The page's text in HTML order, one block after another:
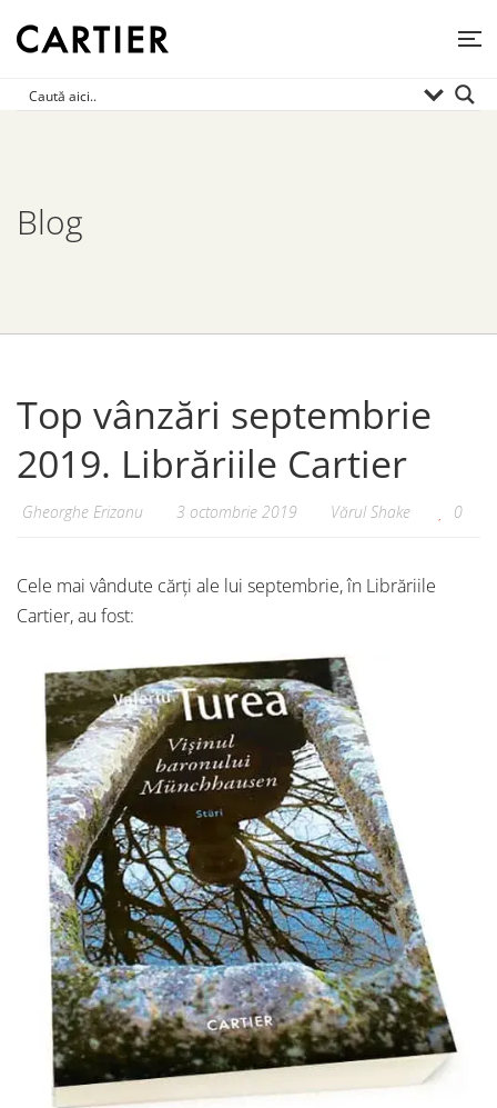
Blog
Top vânzări septembrie
2019. Librăriile Cartier
Gheorghe Erizanu 3 octombrie 2019 Vărul Shake 0
Cele mai vândute cărți ale lui septembrie, în Librăriile
Cartier, au fost: